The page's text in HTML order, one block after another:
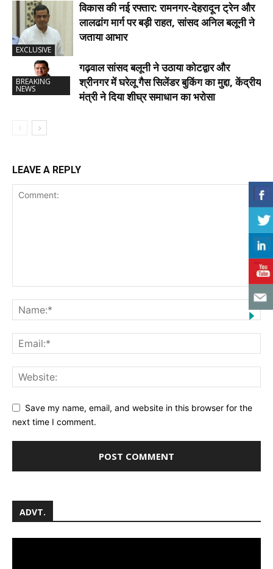
EXCLUSIVE
विकास की नई रफ्तार: रामनगर-देहरादून ट्रेन और
लालढांग मार्ग पर बड़ी राहत, सांसद अनिल बलूनी ने
जताया आभार
BREAKING
NEWS
गढ़वाल सांसद बलूनी ने उठाया कोटद्वार और
श्रीनगर में घरेलू गैस सिलेंडर बुकिंग का मुद्दा, केंद्रीय
मंत्री ने दिया शीघ्र समाधान का भरोसा
LEAVE A REPLY
Save my name, email, and website in this browser for the
next time I comment.
ADVT.